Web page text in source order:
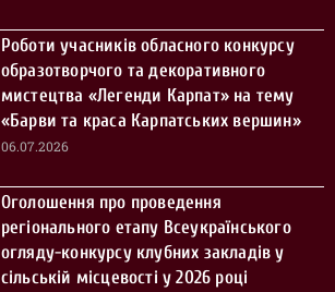
Роботи учасників обласного конкурсу
образотворчого та декоративного
мистецтва «Легенди Карпат» на тему
«Барви та краса Карпатських вершин»
06.07.2026
Оголошення про проведення
регіонального етапу Всеукраїнського
огляду-конкурсу клубних закладів у
сільській місцевості у 2026 році